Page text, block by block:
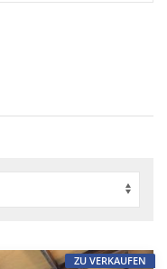
ZU VERKAUFEN